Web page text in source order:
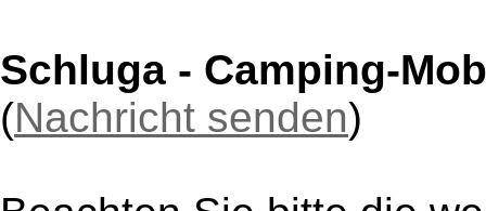
Schluga - Camping-
(Nachricht senden)